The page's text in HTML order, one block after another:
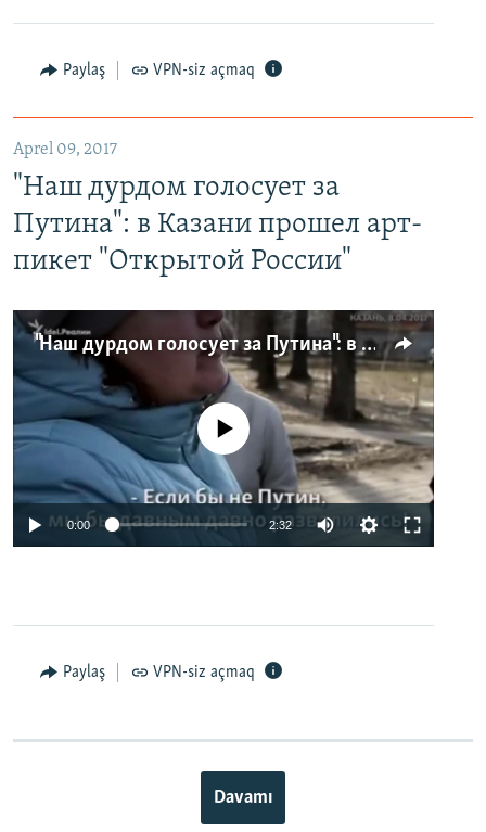
Paylaş VPN-siz açmaq
Aprel 09, 2017
"Наш дурдом голосует за
Путина": в Казани прошел арт-
пикет "Открытой России"
"Наш дурдом голосует за Путина": в Казани прошел арт-пикет "Открытой России"
No media source currently available
0:00 2:32
Paylaş VPN-siz açmaq
Davamı